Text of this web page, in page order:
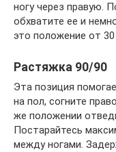
ногу через правую.
обхватите ее и
это положение от
Растяжка 90/90
Эта позиция
на пол, согните
же положении
Постарайтесь
между ногами.